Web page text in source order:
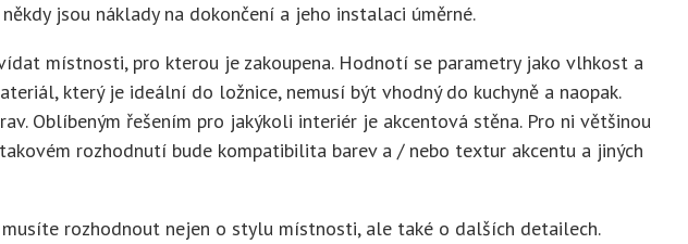
jsou náklady na dokončení a jeho instalaci úměrné.
místnosti, pro kterou je zakoupena. Hodnotí se parametry jako vlhkost a
který je ideální do ložnice, nemusí být vhodný do kuchyně a naopak.
Oblíbeným řešením pro jakýkoli interiér je akcentová stěna. Pro ni většinou
rozhodnutí bude kompatibilita barev a / nebo textur akcentu a jiných
rozhodnout nejen o stylu místnosti, ale také o dalších detailech.